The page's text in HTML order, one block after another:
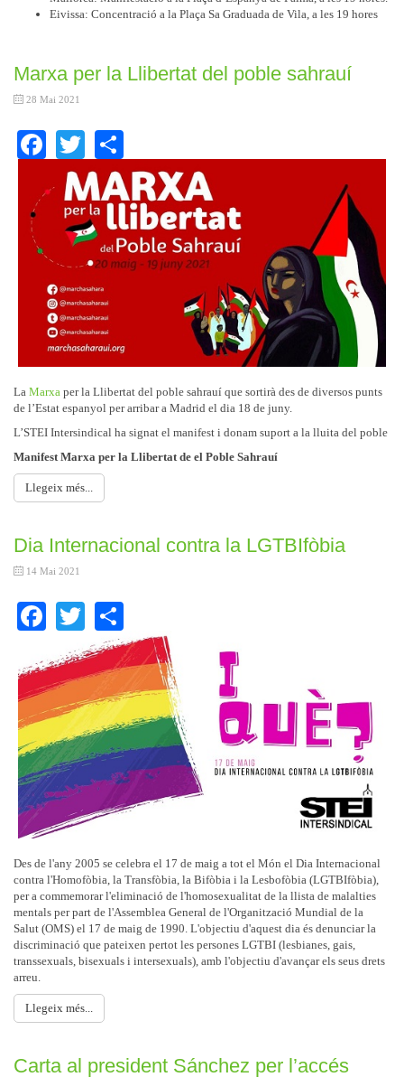
Eivissa: Concentració a la Plaça Sa Graduada de Vila, a les 19 hores
Marxa per la Llibertat del poble sahrauí
28 Mai 2021
Facebook
Twitter
La Marxa per la Llibertat del poble sahrauí que sortirà des de diversos punts
de l’Estat espanyol per arribar a Madrid el dia 18 de juny.
L’STEI Intersindical ha signat el manifest i donam suport a la lluita del poble
Manifest Marxa per la Llibertat de el Poble Sahrauí
Llegeix més...
Dia Internacional contra la LGTBIfòbia
14 Mai 2021
Facebook
Twitter
Des de l'any 2005 se celebra el 17 de maig a tot el Món el Dia Internacional
contra l'Homofòbia, la Transfòbia, la Bifòbia i la Lesbofòbia (LGTBIfòbia),
per a commemorar l'eliminació de l'homosexualitat de la llista de malalties
mentals per part de l'Assemblea General de l'Organització Mundial de la
Salut (OMS) el 17 de maig de 1990. L'objectiu d'aquest dia és denunciar la
discriminació que pateixen pertot les persones LGTBI (lesbianes, gais,
transsexuals, bisexuals i intersexuals), amb l'objectiu d'avançar els seus drets
arreu.
Llegeix més...
Carta al president Sánchez per l’accés